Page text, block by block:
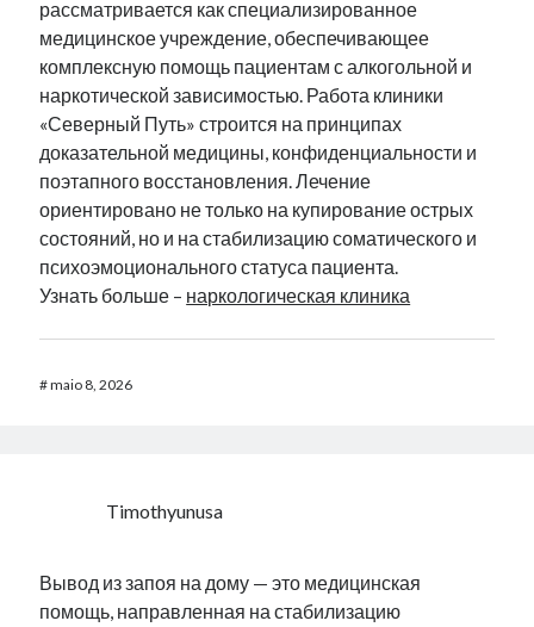
рассматривается как специализированное
медицинское учреждение, обеспечивающее
комплексную помощь пациентам с алкогольной и
наркотической зависимостью. Работа клиники
«Северный Путь» строится на принципах
доказательной медицины, конфиденциальности и
поэтапного восстановления. Лечение
ориентировано не только на купирование острых
состояний, но и на стабилизацию соматического и
психоэмоционального статуса пациента.
Узнать больше – наркологическая клиника
#maio 8, 2026
Timothyunusa
Вывод из запоя на дому — это медицинская
помощь, направленная на стабилизацию